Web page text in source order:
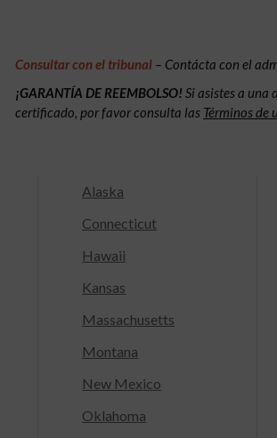
Consultar con el tribunal – Contácta con el
¡GARANTÍA DE REEMBOLSO! Si asistes a una
certificado, por favor consulta las Términos de
Alaska
Connecticut
Hawaii
Kansas
Massachusetts
Montana
New Mexico
Oklahoma